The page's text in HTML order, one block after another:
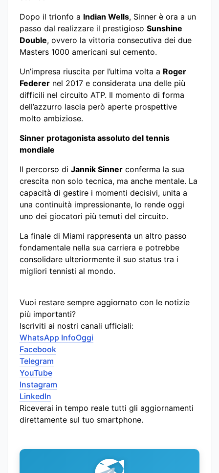
Dopo il trionfo a Indian Wells, Sinner è ora a un
passo dal realizzare il prestigioso Sunshine
Double, ovvero la vittoria consecutiva dei due
Masters 1000 americani sul cemento.
Un’impresa riuscita per l’ultima volta a Roger
Federer nel 2017 e considerata una delle più
difficili nel circuito ATP. Il momento di forma
dell’azzurro lascia però aperte prospettive
molto ambiziose.
Sinner protagonista assoluto del tennis
mondiale
Il percorso di Jannik Sinner conferma la sua
crescita non solo tecnica, ma anche mentale. La
capacità di gestire i momenti decisivi, unita a
una continuità impressionante, lo rende oggi
uno dei giocatori più temuti del circuito.
La finale di Miami rappresenta un altro passo
fondamentale nella sua carriera e potrebbe
consolidare ulteriormente il suo status tra i
migliori tennisti al mondo.
Vuoi restare sempre aggiornato con le notizie
più importanti?
Iscriviti ai nostri canali ufficiali:
WhatsApp InfoOggi
Facebook
Telegram
YouTube
Instagram
LinkedIn
Riceverai in tempo reale tutti gli aggiornamenti
direttamente sul tuo smartphone.